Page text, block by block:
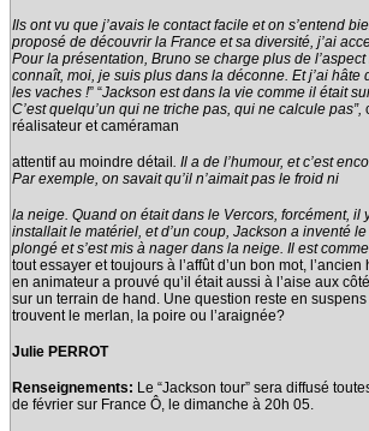
Ils ont vu que j’avais le contact facile et on s’entend
proposé de découvrir la France et sa diversité, j’ai
Pour la présentation, Bruno se charge plus de l’aspect
connaît, moi, je suis plus dans la déconne. Et j’ai hâte
les vaches !” “Jackson est dans la vie comme il était
C’est quelqu’un qui ne triche pas, qui ne calcule pas”,
réalisateur et caméraman
attentif au moindre détail . Il a de l’humour, et c’est
Par exemple, on savait qu’il n’aimait pas le froid ni
la neige. Quand on était dans le Vercors, forcément, il
installait le matériel, et d’un coup, Jackson a inventé
plongé et s’est mis à nager dans la neige. Il est
tout essayer et toujours à l’affût d’un bon mot,
en animateur a prouvé qu’il était aussi à l’aise aux
sur un terrain de hand. Une question reste en
trouvent le merlan, la poire ou l’araignée?
Julie PERROT
Renseignements: Le “Jackson tour” sera diffusé
de février sur France Ô, le dimanche à 20h 05.